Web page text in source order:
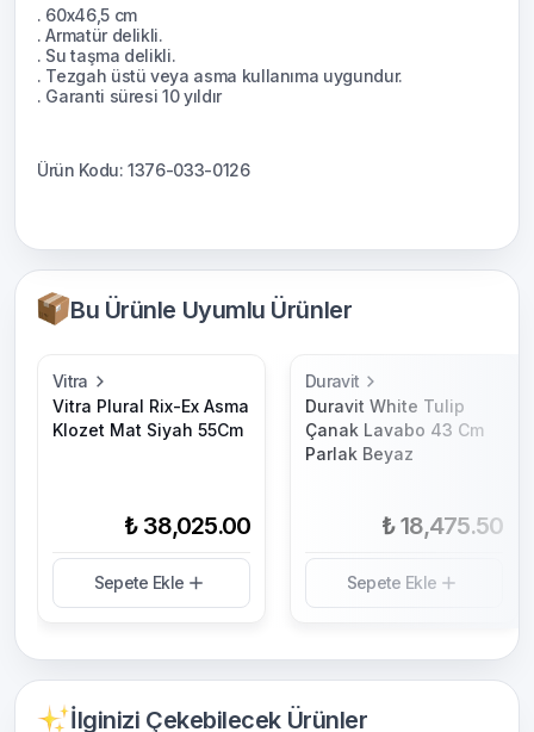
Bu Ürünle Uyumlu Ürünler
Vitra
Vitra Plural Rix-Ex Asma
Klozet Mat Siyah 55Cm
₺ 38,025.00
Sepete Ekle
Duravit
Duravit White Tulip
Çanak Lavabo 43 Cm
Parlak Beyaz
₺ 18,475.50
Sepete Ekle
İlginizi Çekebilecek Ürünler
. 60x46,5 cm
. Armatür delikli.
. Su taşma delikli.
. Tezgah üstü veya asma kullanıma uygundur.
. Garanti süresi 10 yıldır
Ürün Kodu: 1376-033-0126